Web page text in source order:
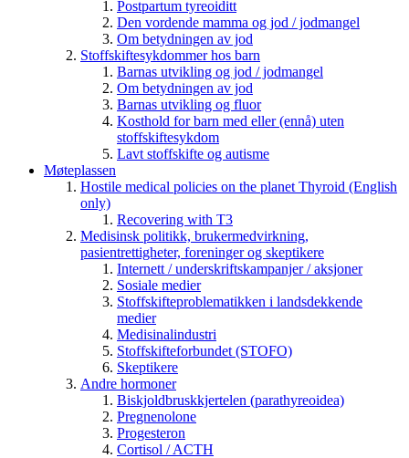
Postpartum tyreoiditt
Den vordende mamma og jod / jodmangel
Om betydningen av jod
Stoffskiftesykdommer hos barn
Barnas utvikling og jod / jodmangel
Om betydningen av jod
Barnas utvikling og fluor
Kosthold for barn med eller (ennå) uten
stoffskiftesykdom
Lavt stoffskifte og autisme
Møteplassen
Hostile medical policies on the planet Thyroid (English
only)
Recovering with T3
Medisinsk politikk, brukermedvirkning,
pasientrettigheter, foreninger og skeptikere
Internett / underskriftskampanjer / aksjoner
Sosiale medier
Stoffskifteproblematikken i landsdekkende
medier
Medisinalindustri
Stoffskifteforbundet (STOFO)
Skeptikere
Andre hormoner
Biskjoldbruskkjertelen (parathyreoidea)
Pregnenolone
Progesteron
Cortisol / ACTH